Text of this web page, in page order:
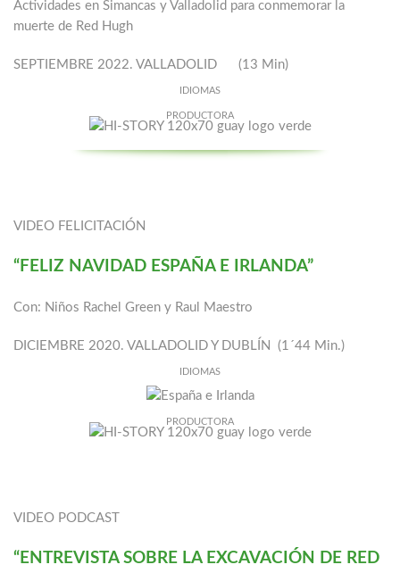
Actividades en Simancas y Valladolid para conmemorar la
muerte de Red Hugh
SEPTIEMBRE 2022. VALLADOLID (13 Min)
IDIOMAS
PRODUCTORA
VIDEO FELICITACIÓN
“FELIZ NAVIDAD ESPAÑA E IRLANDA”
Con: Niños Rachel Green y Raul Maestro
DICIEMBRE 2020. VALLADOLID Y DUBLÍN (1´44 Min.)
IDIOMAS
PRODUCTORA
VIDEO PODCAST
“ENTREVISTA SOBRE LA EXCAVACIÓN DE RED